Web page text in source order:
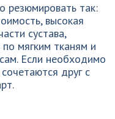
резюмировать так:
высокая
сустава,
мягким тканям и
Если необходимо
друг с